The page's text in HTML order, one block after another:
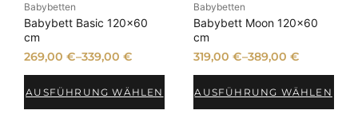
Babybetten
Babybett Basic 120×60
cm
269,00€–339,00€
AUSFÜHRUNG WÄHLEN
Babybetten
Babybett Moon 120×60
cm
319,00 €–389,00 €
AUSFÜHRUNG WÄHLEN